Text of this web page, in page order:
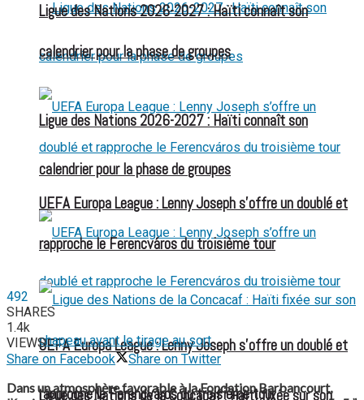
Ligue des Nations 2026-2027 : Haïti connaît son
calendrier pour la phase de groupes
UEFA Europa League : Lenny Joseph s’offre un doublé et
rapproche le Ferencváros du troisième tour
Ligue des Nations 2026-2027 : Haïti connaît son
calendrier pour la phase de groupes
UEFA Europa League : Lenny Joseph s’offre un doublé et
rapproche le Ferencváros du troisième tour
492
SHARES
1.4k
VIEWS
Share on Facebook
Share on Twitter
Dans un atmosphère favorable à la Fondation Barbancourt,